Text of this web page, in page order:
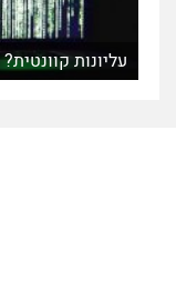
עליונות קוונטית?